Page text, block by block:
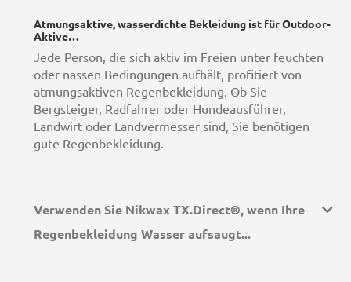
Atmungsaktive, wasserdichte Bekleidung ist für Outdoor-
Aktive…
Jede Person, die sich aktiv im Freien unter feuchten
oder nassen Bedingungen aufhält, profitiert von
atmungsaktiven Regenbekleidung. Ob Sie
Bergsteiger, Radfahrer oder Hundeausführer,
Landwirt oder Landvermesser sind, Sie benötigen
gute Regenbekleidung.
Verwenden Sie Nikwax TX.Direct®, wenn Ihre
Regenbekleidung Wasser aufsaugt...